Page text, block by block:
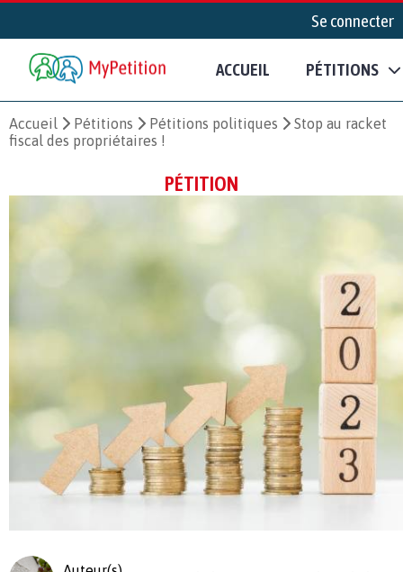
Se connecter
ACCUEIL PÉTITIONS
Accueil Pétitions Pétitions politiques
Stop au racket
fiscal des propriétaires !
PÉTITION